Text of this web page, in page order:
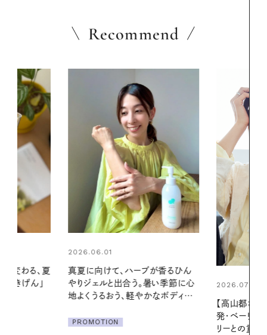
Recommend
が香るひん
い季節に心
2026.07.21
【高山都さんが楽しむデンマーク
発・ベーリングの腕時計】 アクセサ
リーとの重ねづけも素敵な大人の
2026.06.01
える夜の爽
PROMOTION